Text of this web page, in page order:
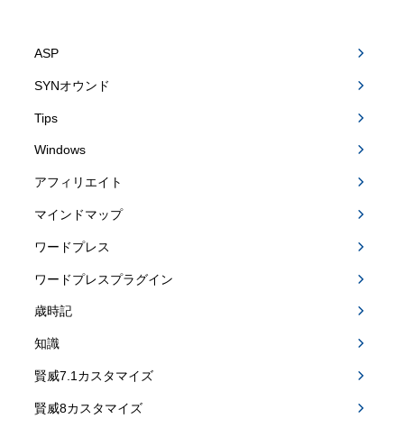
ASP
SYNオウンド
Tips
Windows
アフィリエイト
マインドマップ
ワードプレス
ワードプレスプラグイン
歳時記
知識
賢威7.1カスタマイズ
賢威8カスタマイズ